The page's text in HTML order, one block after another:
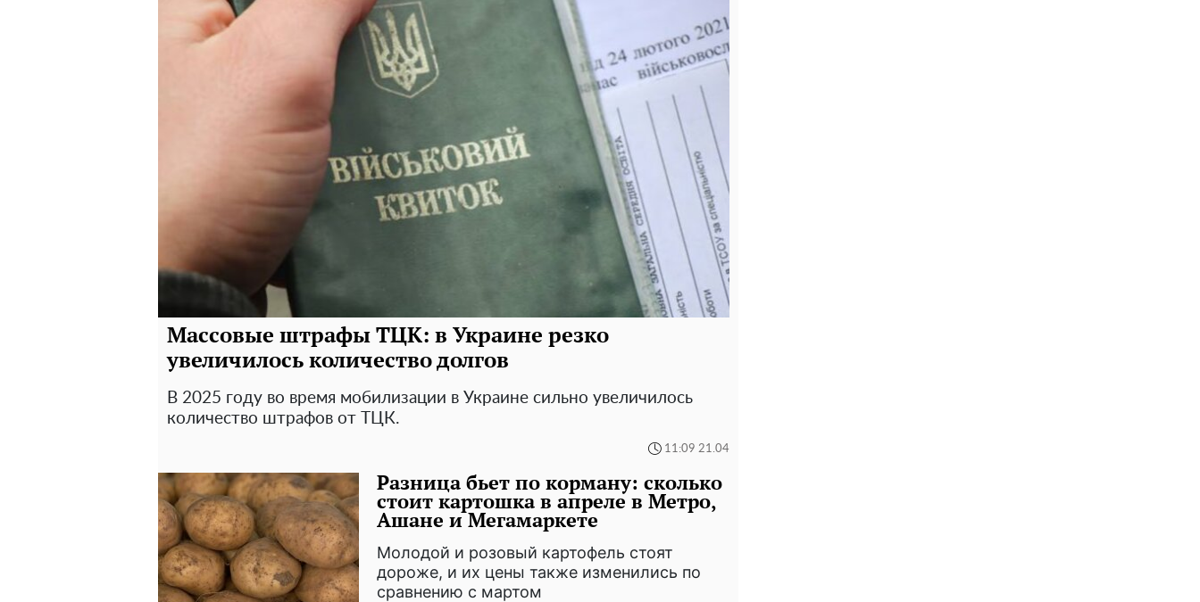
Массовые штрафы ТЦК: в Украине резко
увеличилось количество долгов
В 2025 году во время мобилизации в Украине сильно увеличилось
количество штрафов от ТЦК.
11:09 21.04
Разница бьет по корману: сколько
стоит картошка в апреле в Метро,
Ашане и Мегамаркете
Молодой и розовый картофель стоят
дороже, и их цены также изменились по
сравнению с мартом